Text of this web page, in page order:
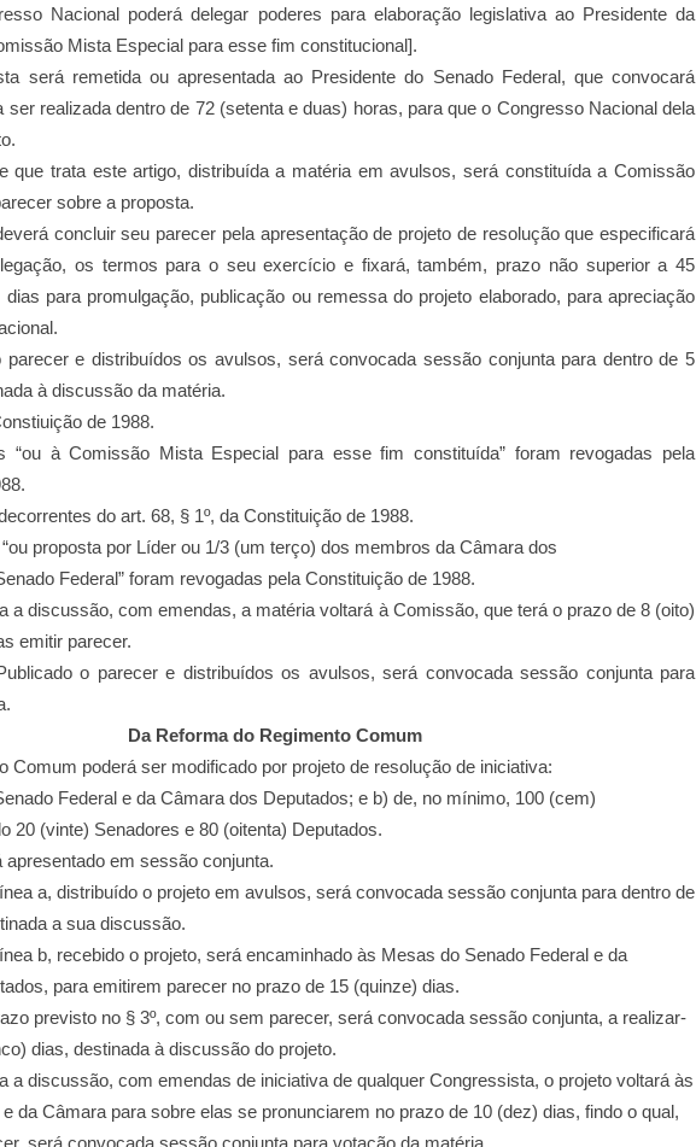
Nacional poderá delegar poderes para elaboração legislativa ao Presidente da
Mista Especial para esse fim constitucional].
será remetida ou apresentada ao Presidente do Senado Federal, que convocará
ser realizada dentro de 72 (setentae duas) horas, para que o Congresso Nacional dela
que trata este artigo, distribuída a matéria em avulsos, será constituída a Comissão
sobre a proposta.
concluir seu parecer pela apresentação de projeto de resolução que especificará
os termos para o seu exercício e fixará, também, prazo não superior a 45
dias para promulgação, publicação ou remessa do projeto elaborado, paraapreciação
parecer e distribuídos os avulsos, será convocada sessão conjunta para dentro de 5
à discussão da matéria.
de 1988.
“ou à Comissão Mista Especial para esse fim constituída” foram revogadas pela
do art. 68, § 1º, da Constituição de 1988.
proposta por Líder ou 1/3 (um terço) dos membros da Câmara dos
Federal” foram revogadas pela Constituição de 1988.
a discussão, com emendas, a matéria voltará à Comissão, que terá o prazo de 8 (oito)
emitir parecer.
o parecer e distribuídos os avulsos, será convocada sessão conjunta para
Da Reforma do Regimento Comum
Comum poderá ser modificado por projeto de resolução de iniciativa:
Federal e da Câmara dos Deputados; e b) de, no mínimo, 100 (cem)
20 (vinte) Senadores e 80 (oitenta) Deputados.
apresentado em sessão conjunta.
a, distribuído o projeto em avulsos, será convocada sessão conjunta para dentro de
a sua discussão.
b, recebido o projeto, será encaminhado às Mesas do Senado Federal e da
para emitirem parecer no prazo de 15 (quinze) dias.
previsto no § 3º, com ou sem parecer, será convocada sessão conjunta, a realizar-
dias, destinada à discussão do projeto.
a discussão, com emendas de iniciativa de qualquer Congressista, o projeto voltará às
da Câmara para sobre elas se pronunciarem no prazo de 10 (dez) dias, findo o qual,
será convocada sessão conjunta para votação da matéria.